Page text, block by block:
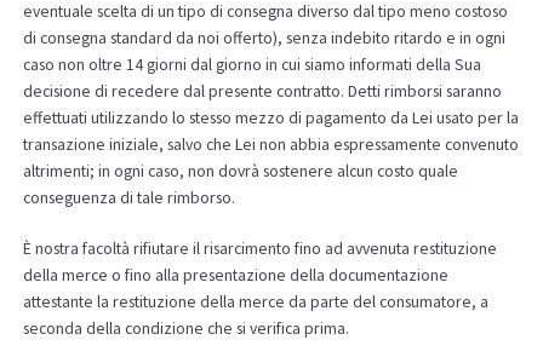
eventuale scelta di un tipo di consegna diverso dal tipo meno costoso
di consegna standard da noi offerto), senza indebito ritardo e in ogni
caso non oltre 14 giorni dal giorno in cui siamo informati della Sua
decisione di recedere dal presente contratto. Detti rimborsi saranno
effettuati utilizzando lo stesso mezzo di pagamento da Lei usato per la
transazione iniziale, salvo che Lei non abbia espressamente convenuto
altrimenti; in ogni caso, non dovrà sostenere alcun costo quale
conseguenza di tale rimborso.
È nostra facoltà rifiutare il risarcimento fino ad avvenuta restituzione
della merce o fino alla presentazione della documentazione
attestante la restituzione della merce da parte del consumatore, a
seconda della condizione che si verifica prima.